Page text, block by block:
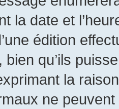
la date et
édition
qu’ils
la
ne